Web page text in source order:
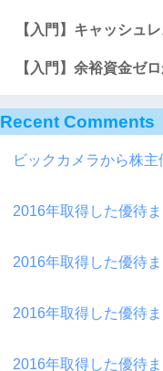
【入門】キャッシュ
【入門】余裕資金ゼ
Recent Comments
ビックカメラから株
2016年取得した優待
2016年取得した優待
2016年取得した優待
2016年取得した優待